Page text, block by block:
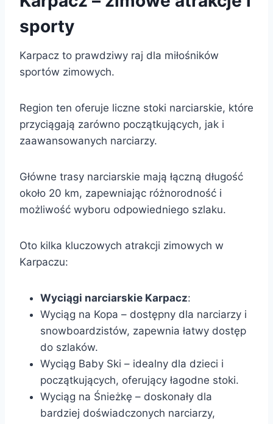
sporty
Karpacz to prawdziwy raj dla miłośników
sportów zimowych.
Region ten oferuje liczne stoki narciarskie, które
przyciągają zarówno początkujących, jak i
zaawansowanych narciarzy.
Główne trasy narciarskie mają łączną długość
około 20 km, zapewniając różnorodność i
możliwość wyboru odpowiedniego szlaku.
Oto kilka kluczowych atrakcji zimowych w
Karpaczu:
Wyciągi narciarskie Karpacz:
Wyciąg na Kopa – dostępny dla narciarzy i
snowboardzistów, zapewnia łatwy dostęp
do szlaków.
Wyciąg Baby Ski – idealny dla dzieci i
początkujących, oferujący łagodne stoki.
Wyciąg na Śnieżkę – doskonały dla
bardziej doświadczonych narciarzy,